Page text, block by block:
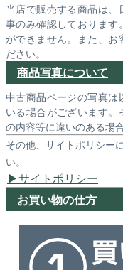
当店で販売する商品は
事のみ確認しております
ができません。また、お
ださい。
商品写真について
中古商品ページの写真は
いる場合がございます
の内容等に違いのある場
その他、サイトポリシー
い。
サイトポリシー
お買い物の仕方